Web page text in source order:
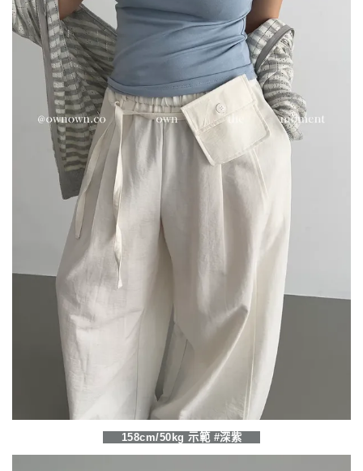
158cm/50kg 示範 #深紫